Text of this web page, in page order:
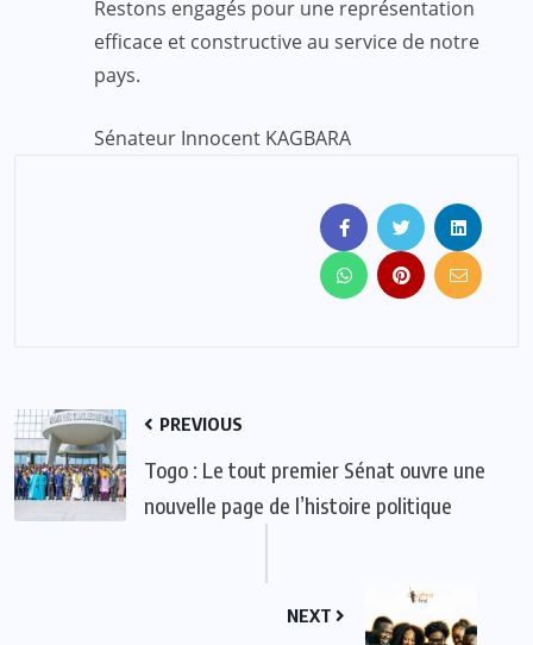
Restons engagés pour une représentation
efficace et constructive au service de notre
pays.
Sénateur Innocent KAGBARA
PREVIOUS
Togo : Le tout premier Sénat ouvre une
nouvelle page de l’histoire politique
NEXT